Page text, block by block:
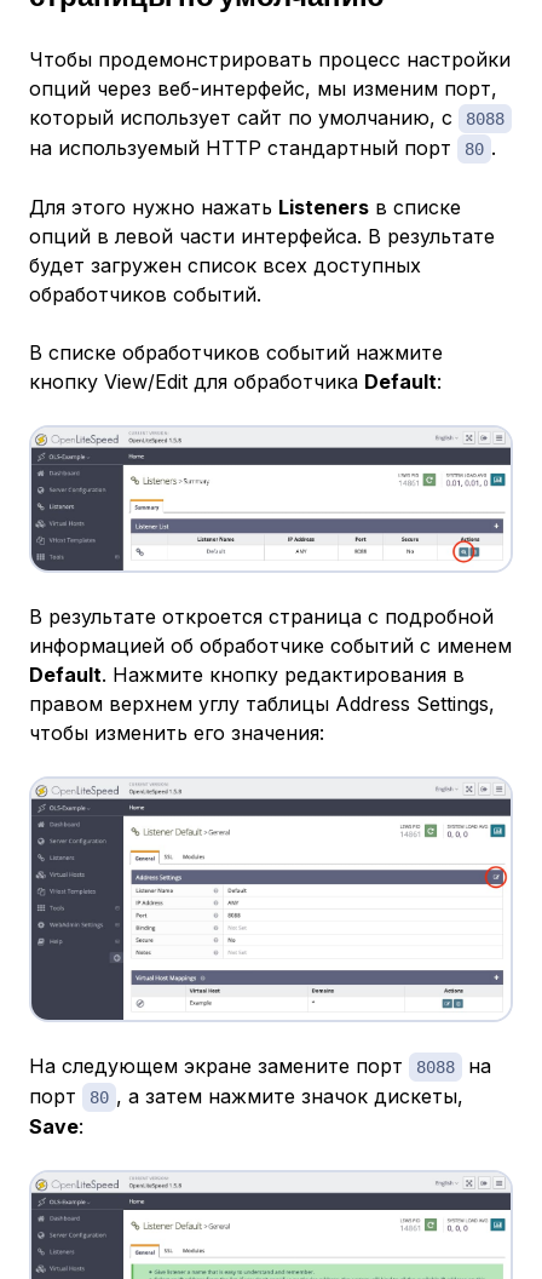
Чтобы продемонстрировать процесс настройки
опций через веб-интерфейс, мы изменим порт,
который использует сайт по умолчанию, с
8088
на используемый HTTP стандартный порт 80 .
Для этого нужно нажать Listeners в списке
опций в левой части интерфейса. В результате
будет загружен список всех доступных
обработчиков событий.
В списке обработчиков событий нажмите
кнопку View/Edit для обработчика Default:
В результате откроется страница с подробной
информацией об обработчике событий с именем
Default. Нажмите кнопку редактирования в
правом верхнем углу таблицы Address Settings,
чтобы изменить его значения:
На следующем экране замените порт 8088
на
порт
80 , а затем нажмите значок дискеты,
Save: